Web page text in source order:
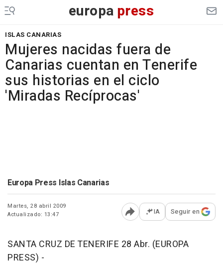
europa press
ISLAS CANARIAS
Mujeres nacidas fuera de
Canarias cuentan en Tenerife
sus historias en el ciclo
'Miradas Recíprocas'
Europa Press Islas Canarias
Martes, 28 abril 2009
Actualizado: 13:47
Abrir opciones para
IA Seguir en
SANTA CRUZ DE TENERIFE 28 Abr. (EUROPA
PRESS) -